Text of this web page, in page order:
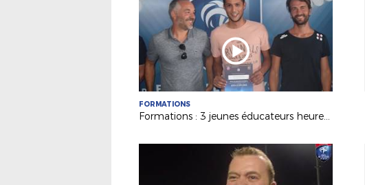
FORMATIONS
Formations : 3 jeunes éducateurs heureux titulaires du B.M.F.